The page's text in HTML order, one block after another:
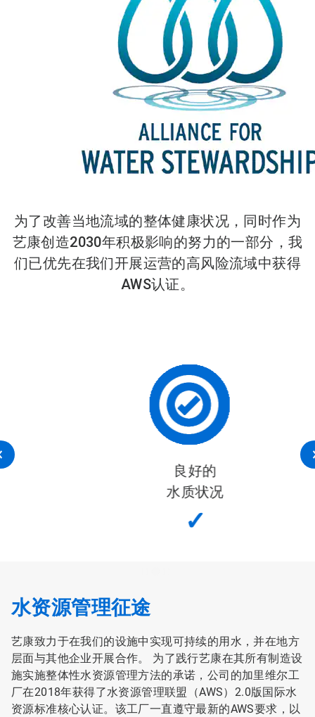
为了改善当地流域的整体健康状况，同时作为
艺康创造2030年积极影响的努力的一部分，我
们已优先在我们开展运营的高风险流域中获得
AWS认证。
良好的
水质状况
水资源管理征途
艺康致力于在我们的设施中实现可持续的用水，并在地方
层面与其他企业开展合作。​​​​​​​ 为了践行艺康在其所有制造设
施实施整体性水资源管理方法的承诺，公司的加里维尔工
厂在2018年获得了水资源管理联盟（AWS）2.0版国际水
资源标准核心认证。该工厂一直遵守最新的AWS要求，以